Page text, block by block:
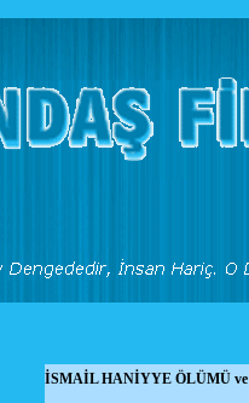
İSMAİL HANİYYE ÖLÜMÜ